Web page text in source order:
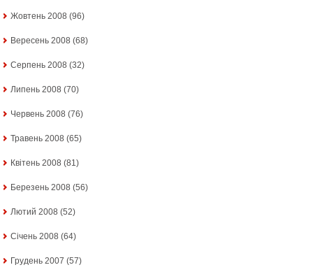
Жовтень 2008 (96)
Вересень 2008 (68)
Серпень 2008 (32)
Липень 2008 (70)
Червень 2008 (76)
Травень 2008 (65)
Квітень 2008 (81)
Березень 2008 (56)
Лютий 2008 (52)
Січень 2008 (64)
Грудень 2007 (57)